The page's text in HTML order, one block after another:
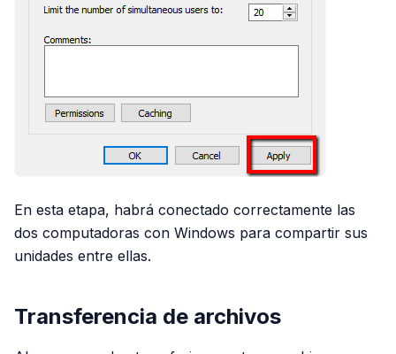
En esta etapa, habrá conectado correctamente las
dos computadoras con Windows para compartir sus
unidades entre ellas.
Transferencia de archivos